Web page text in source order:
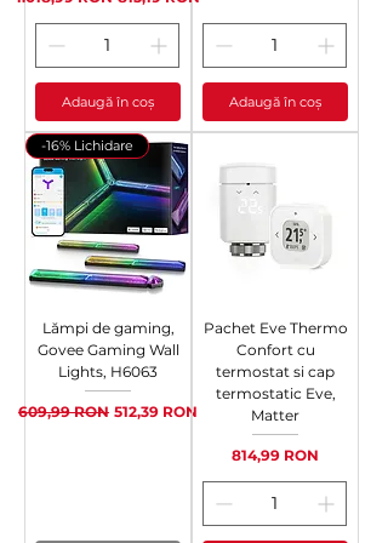
Adaugă în coș Adaugă în coș
-16% Lichidare
Lămpi de gaming,
Govee Gaming Wall
Lights, H6063
Preț normal
609,99 RON Preț redus
512,39 RON
Pachet Eve Thermo
Confort cu
termostat si cap
termostatic Eve,
Matter
Preț
814,99 RON